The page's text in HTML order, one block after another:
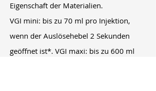
Eigenschaft der Materialien.
VGI mini: bis zu 70 ml pro Injektion,
wenn der Auslösehebel 2 Sekunden
geöffnet ist*. VGI maxi: bis zu 600 ml